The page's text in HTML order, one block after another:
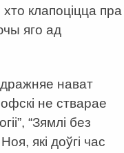
клапоціцца пра
яго ад
нават
не стварае
“Зямлі без
які доўгі час